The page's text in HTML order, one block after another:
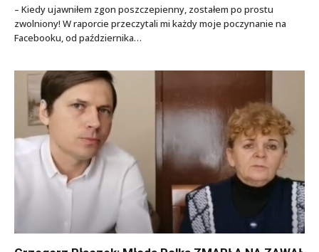
– Kiedy ujawniłem zgon poszczepienny, zostałem po prostu
zwolniony! W raporcie przeczytali mi każdy moje poczynanie na
Facebooku, od października…